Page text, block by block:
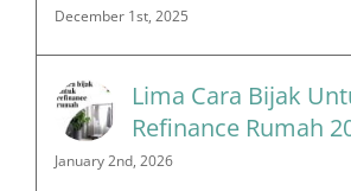
December 1st, 2025
Lima Cara Bijak
Refinance Rumah
January 2nd, 2026